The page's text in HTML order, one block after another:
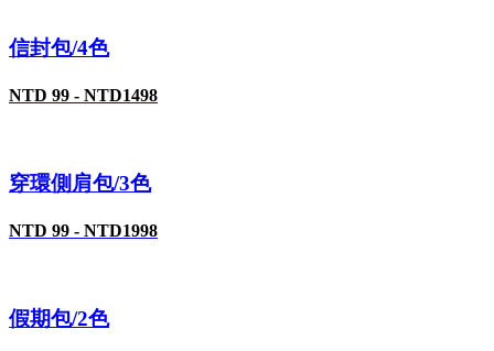
信封包/4色
NTD 99 - NTD1498
穿環側肩包/3色
NTD 99 - NTD1998
假期包/2色